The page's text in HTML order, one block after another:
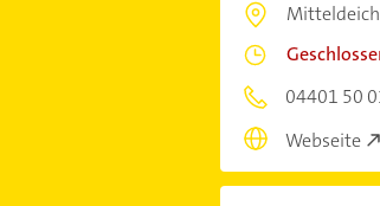
04401 50
Webseite